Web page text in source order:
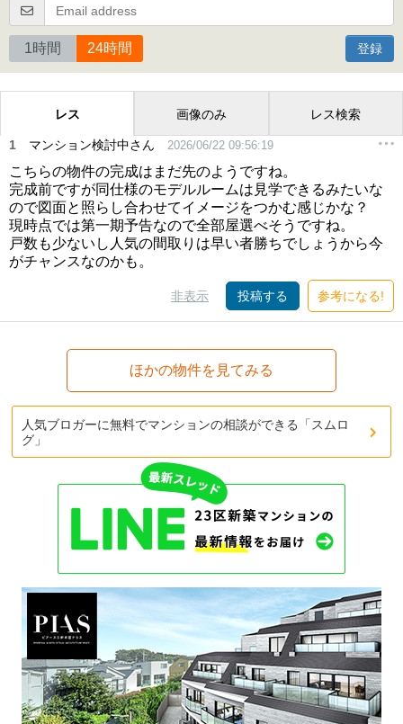
1時間 24時間 登録
レス 画像のみ レス検索
1 マンション検討中さん 2026/06/22 09:56:19
こちらの物件の完成はまだ先のようですね。
完成前ですが同仕様のモデルルームは見学できるみたいな
ので図面と照らし合わせてイメージをつかむ感じかな？
現時点では第一期予告なので全部屋選べそうですね。
戸数も少ないし人気の間取りは早い者勝ちでしょうから今
がチャンスなのかも。
非表示 投稿する 参考になる!
ほかの物件を見てみる
人気ブロガーに無料でマンションの相談ができる「スムロ
グ」